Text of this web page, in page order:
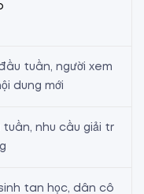
tuần, người xem
dung mới
tuần, nhu cầu giải tr
tan học, dân cô